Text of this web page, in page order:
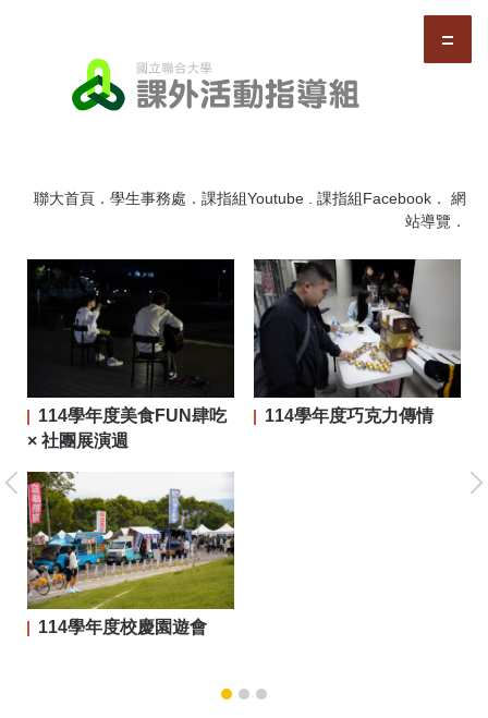
聯大首頁 ． 學生事務處 ． 課指組Youtube . 課指組Facebook ． 網
站導覽 ．
114學年度美食FUN肆吃
× 社團展演週
114學年度巧克力傳情
114學年度校慶園遊會